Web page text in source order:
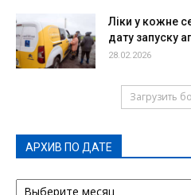
Ліки у кожне
дату запуску
28.02.2026
Загрузить
АРХИВ ПО ДАТЕ
АРХИВ